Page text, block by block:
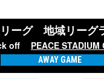
リーグ地域リーグ
off PEACE
AWAY GAME